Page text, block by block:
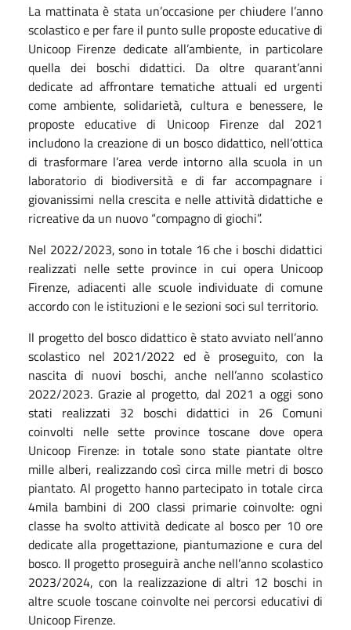
La mattinata è stata un’occasione per chiudere l’anno
scolastico e per fare il punto sulle proposte educative di
Unicoop Firenze dedicate all’ambiente, in particolare
quella dei boschi didattici. Da oltre quarant’anni
dedicate ad affrontare tematiche attuali ed urgenti
come ambiente, solidarietà, cultura e benessere, le
proposte educative di Unicoop Firenze dal 2021
includono la creazione di un bosco didattico, nell’ottica
di trasformare l’area verde intorno alla scuola in un
laboratorio di biodiversità e di far accompagnare i
giovanissimi nella crescita e nelle attività didattiche e
ricreative da un nuovo “compagno di giochi”.
Nel 2022/2023, sono in totale 16 che i boschi didattici
realizzati nelle sette province in cui opera Unicoop
Firenze, adiacenti alle scuole individuate di comune
accordo con le istituzioni e le sezioni soci sul territorio.
Il progetto del bosco didattico è stato avviato nell’anno
scolastico nel 2021/2022 ed è proseguito, con la
nascita di nuovi boschi, anche nell’anno scolastico
2022/2023. Grazie al progetto, dal 2021 aoggi sono
stati realizzati 32 boschi didattici in 26 Comuni
coinvolti nelle sette province toscane dove opera
Unicoop Firenze: in totale sono state piantate oltre
mille alberi, realizzando così circa mille metri di bosco
piantato. Al progetto hanno partecipato in totale circa
4mila bambini di 200 classi primarie coinvolte: ogni
classe ha svolto attività dedicate al bosco per 10 ore
dedicate alla progettazione, piantumazione e cura del
bosco. Il progetto proseguirà anche nell’anno scolastico
2023/2024, con la realizzazione di altri 12 boschi in
altre scuole toscane coinvolte nei percorsi educativi di
Unicoop Firenze.